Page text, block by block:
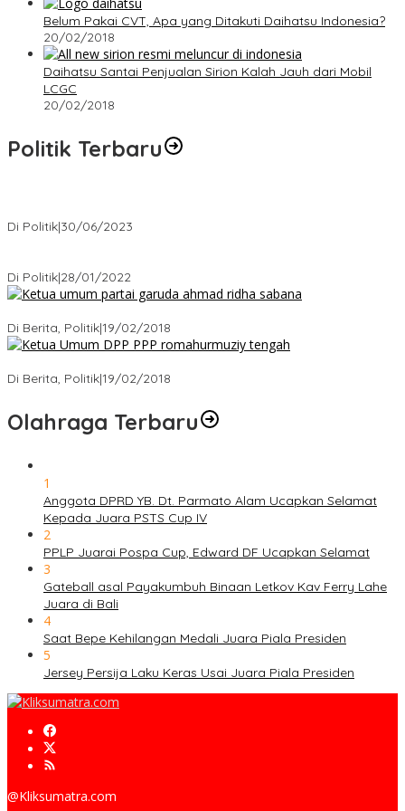
Belum Pakai CVT, Apa yang Ditakuti Daihatsu Indonesia?
20/02/2018
Daihatsu Santai Penjualan Sirion Kalah Jauh dari Mobil
LCGC
20/02/2018
Politik Terbaru
Di Politik|30/06/2023
Di Politik|28/01/2022
Di Berita, Politik|19/02/2018
Di Berita, Politik|19/02/2018
Olahraga Terbaru
1
Anggota DPRD YB. Dt. Parmato Alam Ucapkan Selamat
Kepada Juara PSTS Cup IV
2
PPLP Juarai Pospa Cup, Edward DF Ucapkan Selamat
3
Gateball asal Payakumbuh Binaan Letkov Kav Ferry Lahe
Juara di Bali
4
Saat Bepe Kehilangan Medali Juara Piala Presiden
5
Jersey Persija Laku Keras Usai Juara Piala Presiden
@Kliksumatra.com